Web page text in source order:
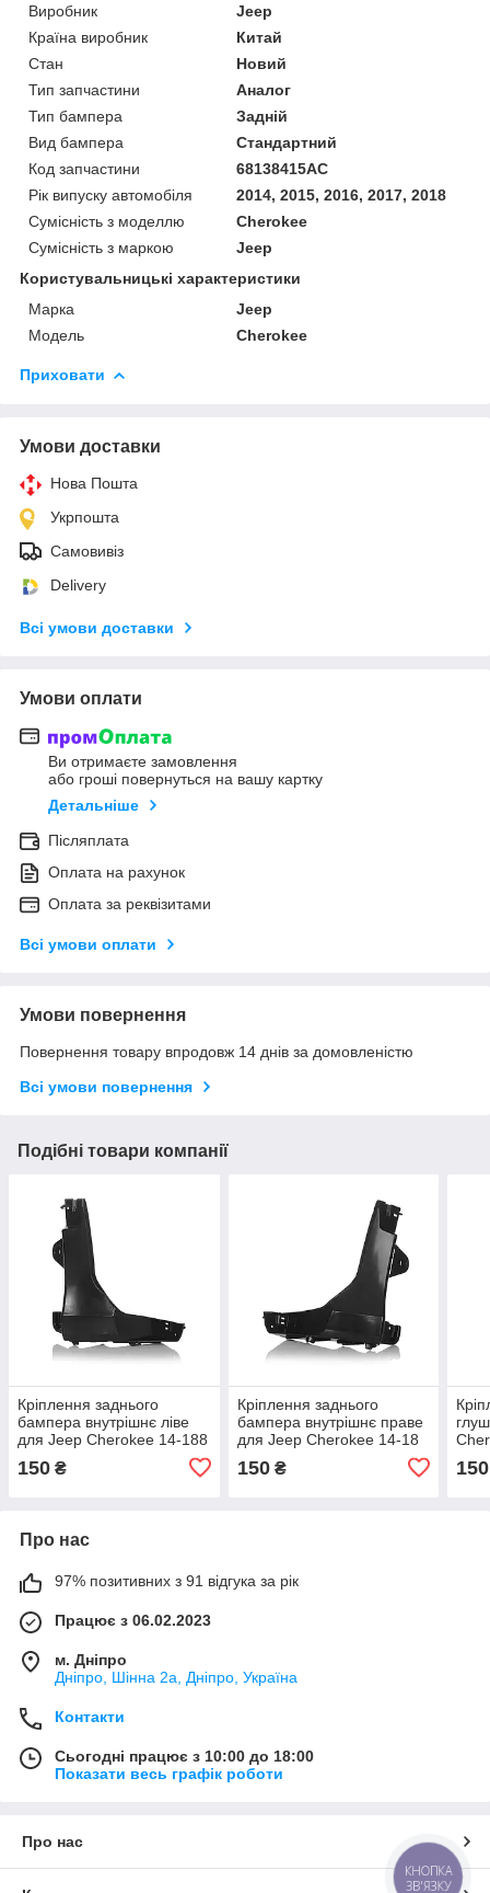
Виробник
Jeep
Країна виробник
Китай
Стан
Новий
Тип запчастини
Аналог
Тип бампера
Задній
Вид бампера
Стандартний
Код запчастини
68138415AC
Рік випуску автомобіля
2014, 2015, 2016, 2017, 2018
Сумісність з моделлю
Cherokee
Сумісність з маркою
Jeep
Користувальницькі характеристики
Марка
Jeep
Модель
Cherokee
Приховати
Умови доставки
Нова Пошта
Укрпошта
Самовивіз
Delivery
Всі умови доставки
Умови оплати
Ви отримаєте замовлення
або гроші повернуться на вашу картку
Детальніше
Післяплата
Оплата на рахунок
Оплата за реквізитами
Всі умови оплати
Умови повернення
Повернення товару впродовж 14 днів за домовленістю
Всі умови повернення
Подібні товари компанії
Кріплення заднього
бампера внутрішнє ліве
для Jeep Cherokee 14-188
150 ₴
Кріплення заднього
бампера внутрішнє праве
для Jeep Cherokee 14-18
150₴ 150
Про нас
97% позитивних з 91 відгука за рік
Працює з 06.02.2023
м. Дніпро
Дніпро, Шінна 2а, Дніпро, Україна
Контакти
Сьогодні працює з 10:00 до 18:00
Показати весь графік роботи
Про нас
КНОПКА
ЗВ'ЯЗКУ